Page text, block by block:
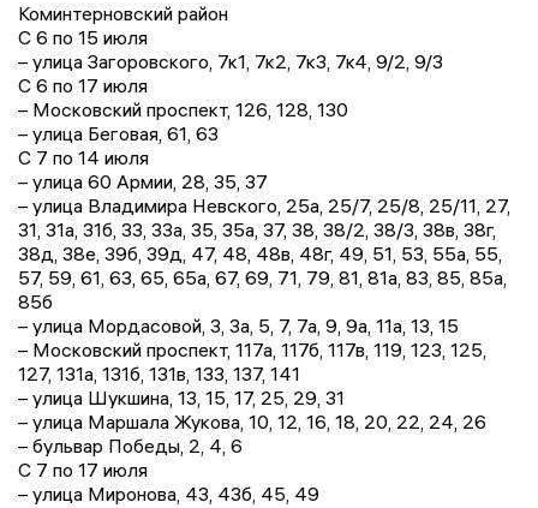
Коминтерновский район
С 6 по 15 июля
– улица Загоровского, 7к1, 7к2, 7к3, 7к4, 9/2, 9/3
С 6 по 17 июля
– Московский проспект, 126, 128, 130
– улица Беговая, 61, 63
С 7 по 14 июля
– улица 60 Армии, 28, 35, 37
– улица Владимира Невского, 25а, 25/7, 25/8, 25/11, 27,
31, 31а, 31б, 33, 33а, 35, 35а, 37, 38, 38/2, 38/3, 38в, 38г,
38д, 38е, 39б, 39д, 47, 48, 48в, 48г, 49, 51, 53, 55а, 55,
57, 59, 61, 63, 65, 65а, 67, 69, 71, 79, 81, 81а, 83, 85, 85а,
85б
– улица Мордасовой, 3, 3а, 5, 7, 7а, 9, 9а, 11а, 13, 15
– Московский проспект, 117а, 117б, 117в, 119, 123, 125,
127, 131а, 131б, 131в, 133, 137, 141
– улица Шукшина, 13, 15, 17, 25, 29, 31
– улица Маршала Жукова, 10, 12, 16, 18, 20, 22, 24, 26
– бульвар Победы, 2, 4, 6
С 7 по 17 июля
– улица Миронова, 43, 43б, 45, 49